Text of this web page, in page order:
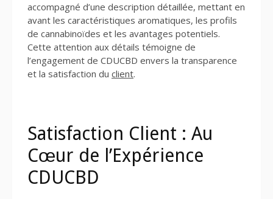
accompagné d’une description détaillée, mettant en
avant les caractéristiques aromatiques, les profils
de cannabinoïdes et les avantages potentiels.
Cette attention aux détails témoigne de
l’engagement de CDUCBD envers la transparence
et la satisfaction du client.
Satisfaction Client : Au
Cœur de l’Expérience
CDUCBD